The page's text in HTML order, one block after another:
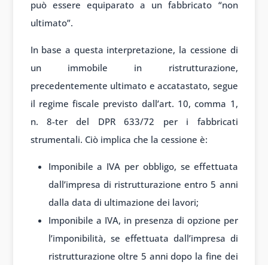
può essere equiparato a un fabbricato “non
ultimato”.
In base a questa interpretazione, la cessione di
un immobile in ristrutturazione,
precedentemente ultimato e accatastato, segue
il regime fiscale previsto dall’art. 10, comma 1,
n. 8-ter del DPR 633/72 per i fabbricati
strumentali. Ciò implica che la cessione è:
Imponibile a IVA per obbligo, se effettuata
dall’impresa di ristrutturazione entro 5 anni
dalla data di ultimazione dei lavori;
Imponibile a IVA, in presenza di opzione per
l’imponibilità, se effettuata dall’impresa di
ristrutturazione oltre 5 anni dopo la fine dei